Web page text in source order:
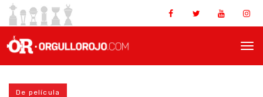
De película